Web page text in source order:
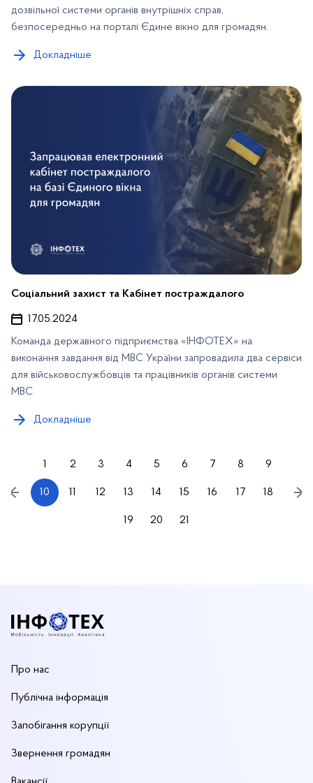
дозвільної системи органів внутрішніх справ,
безпосередньо на порталі Єдине вікно для громадян.
Докладніше
Соціальний захист та Кабінет постраждалого
17.05.2024
Команда державного підприємства «ІНФОТЕХ» на
виконання завдання від МВС України запровадила два сервіси
для військовослужбовців та працівників органів системи
МВС
Докладніше
1 2 3 4 5 6 7 8 9
10 11 12 13 14 15 16 17 18
19 20 21
Про нас
Публічна інформація
Запобігання корупції
Звернення громадян